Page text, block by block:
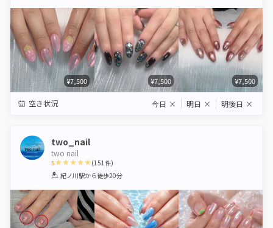
¥7,500 ¥7,500 ¥7,500
空き状況 今日 × 明日 × 明後日 ×
two_nail
two nail
5
1 2 3 4 5
(151件)
紀ノ川駅から徒歩20分